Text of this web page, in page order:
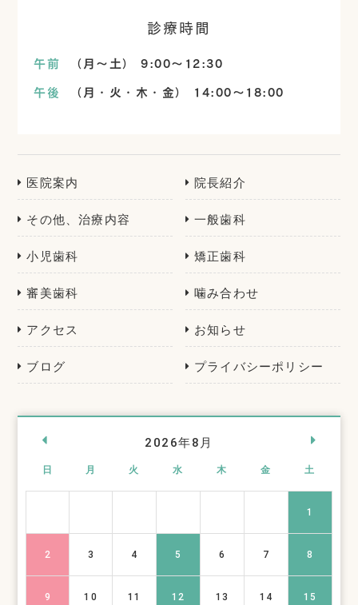
診療時間
午前
（月～土） 9:00～12:30
午後
（月・火・木・金） 14:00～18:00
医院案内 院長紹介
その他、治療内容 一般歯科
小児歯科 矯正歯科
審美歯科 噛み合わせ
アクセス お知らせ
ブログ プライバシーポリシー
2026年8月
日 月 火 水 木 金 土
1
2 3 4 5 6 7 8
9 10 11 12 13 14 15